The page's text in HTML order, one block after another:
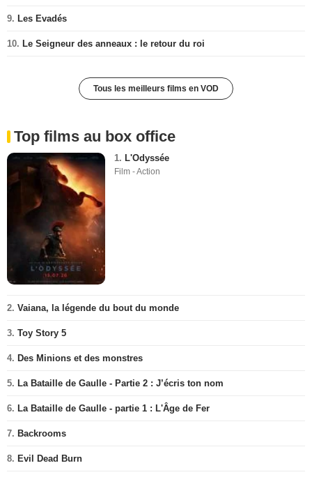
9. Les Evadés
10. Le Seigneur des anneaux : le retour du roi
Tous les meilleurs films en VOD
Top films au box office
1. L'Odyssée
Film - Action
2. Vaiana, la légende du bout du monde
3. Toy Story 5
4. Des Minions et des monstres
5. La Bataille de Gaulle - Partie 2 : J’écris ton nom
6. La Bataille de Gaulle - partie 1 : L'Âge de Fer
7. Backrooms
8. Evil Dead Burn